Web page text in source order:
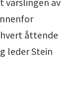
åttende
leder Stein